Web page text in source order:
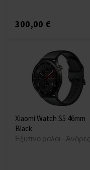
300,00 €
Xiaomi Watch S5 46mm
Black
Εξυπνο ρολόι - Άνδρες